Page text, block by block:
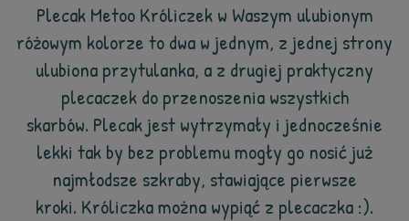
Plecak Metoo Króliczek w Waszym ulubionym
różowym kolorze to dwa w jednym, z jednej strony
ulubiona przytulanka, a z drugiej praktyczny
plecaczek do przenoszenia wszystkich
skarbów. Plecak jest wytrzymały i jednocześnie
lekki tak by bez problemu mogły go nosić już
najmłodsze szkraby, stawiające pierwsze
kroki. Króliczka można wypiąć z plecaczka :).